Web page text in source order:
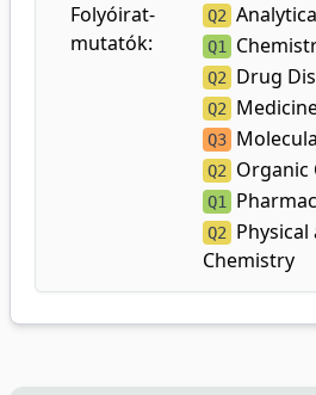
Folyóirat-
mutatók:
Q2
Q1
Q2 Drug
Q2
Q3
Q2 Organic
Q1
Q2
Chemistry